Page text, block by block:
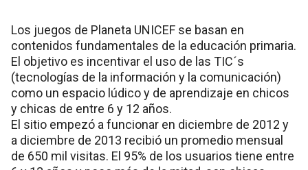
Los juegos de Planeta UNICEF se basan en
contenidos fundamentales de la educación primaria.
El objetivo es incentivar el uso de las TIC´s
(tecnologías de la información y la comunicación)
como un espacio lúdico y de aprendizaje en chicos
y chicas de entre 6 y 12 años.
El sitio empezó a funcionar en diciembre de 2012 y
a diciembre de 2013 recibió un promedio mensual
de 650 mil visitas. El 95% de los usuarios tiene entre